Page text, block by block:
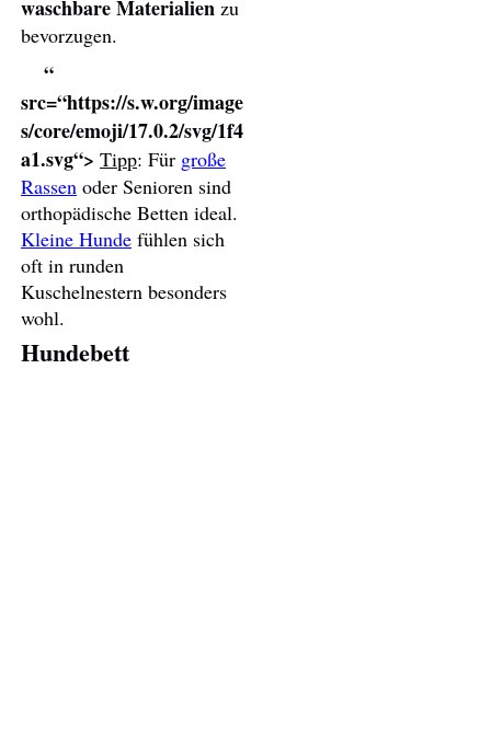
waschbare Materialien zu
bevorzugen.
“
src=“https://s.w.org/image
s/core/emoji/17.0.2/svg/1f4
a1.svg“> Tipp: Für große
Rassen oder Senioren sind
orthopädische Betten ideal.
Kleine Hunde fühlen sich
oft in runden
Kuschelnestern besonders
wohl.
Hundebett